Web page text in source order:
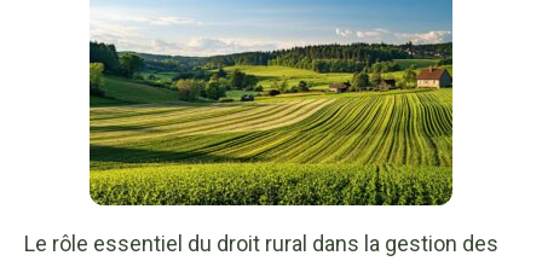
Le rôle essentiel du droit rural dans la gestion des